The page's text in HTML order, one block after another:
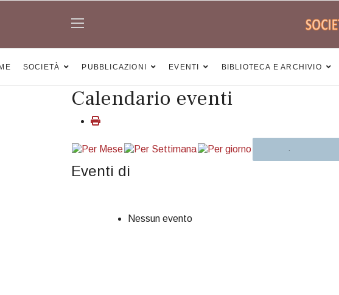
SOCIETÀ PUBBLICAZIONI EVENTI BIBLIOTECA E ARCHIVIO
Calendario eventi
Eventi di
Nessun evento